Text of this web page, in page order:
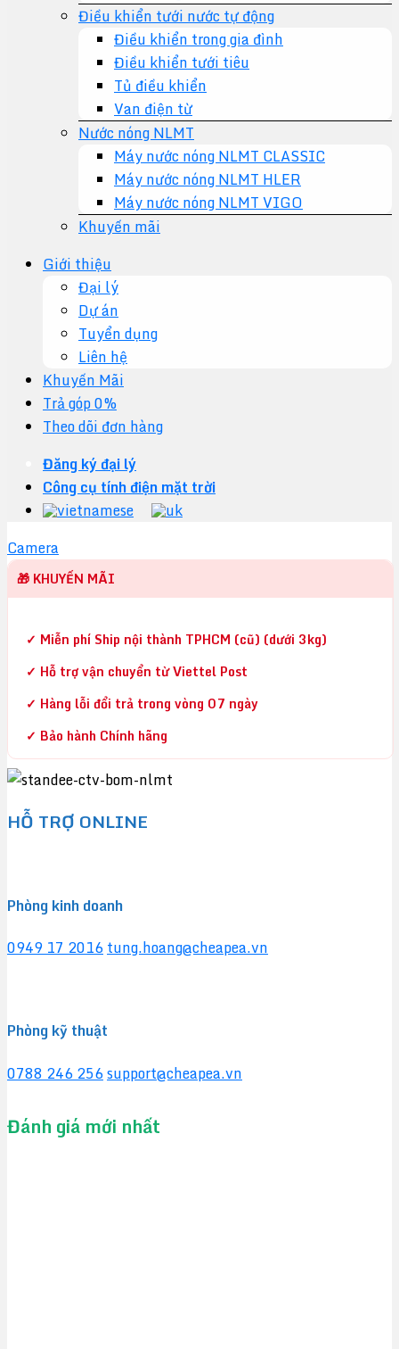
Điều khiển tưới nước tự động
Điều khiển trong gia đình
Điều khiển tưới tiêu
Tủ điều khiển
Van điện từ
Nước nóng NLMT
Máy nước nóng NLMT CLASSIC
Máy nước nóng NLMT HLER
Máy nước nóng NLMT VIGO
Khuyến mãi
Giới thiệu
Đại lý
Dự án
Tuyển dụng
Liên hệ
Khuyến Mãi
Trả góp 0%
Theo dõi đơn hàng
Đăng ký đại lý
Công cụ tính điện mặt trời
Camera
🎁 KHUYẾN MÃI
✓ Miễn phí Ship nội thành TPHCM (cũ) (dưới 3kg)
✓ Hỗ trợ vận chuyển từ Viettel Post
✓ Hàng lỗi đổi trả trong vòng 07 ngày
✓ Bảo hành Chính hãng
HỖ TRỢ ONLINE
Phòng kinh doanh
0949 17 2016tung.hoang@cheapea.vn
Phòng kỹ thuật
0788 246 256support@cheapea.vn
Đánh giá mới nhất